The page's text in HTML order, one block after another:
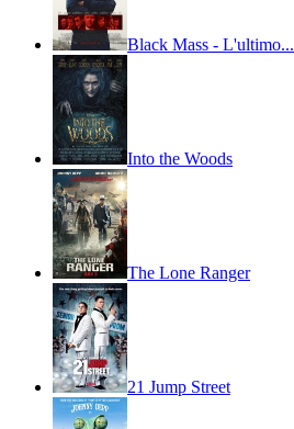
Black Mass - L'ultimo...
Into the Woods
The Lone Ranger
21 Jump Street